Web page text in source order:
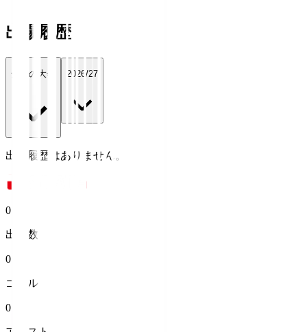
出場履歴
全ての大会 2026/27
出場履歴はありません。
0
出場数
0
ゴール
0